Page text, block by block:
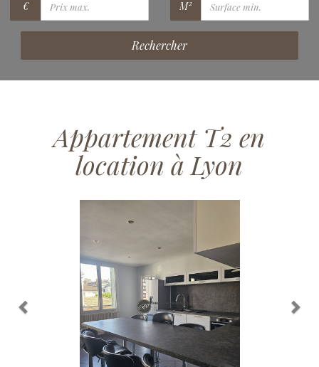
€ M²
Rechercher
Appartement T2 en
location à Lyon